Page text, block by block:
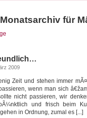
Monatsarchiv für
2009
Zeit und stehen immer
wenn man sich
nicht passieren, wir
und frisch beim
in Ordnung, zumal es [...]